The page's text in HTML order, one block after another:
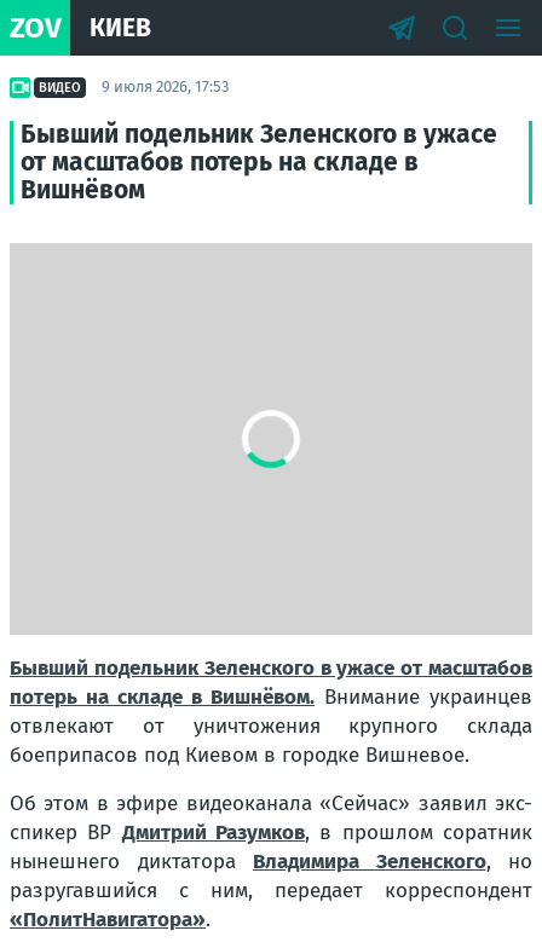
ZOV КИЕВ
ВИДЕО 9 июля 2026, 17:53
Бывший подельник Зеленского в ужасе
от масштабов потерь на складе в
Вишнёвом
Бывший подельник Зеленского в ужасе от масштабов
потерь на складе в Вишнёвом. Внимание украинцев
отвлекают от уничтожения крупного склада
боеприпасов под Киевом в городке Вишневое.
Об этом в эфире видеоканала «Сейчас» заявил экс-
спикер ВРДмитрий Разумков, в прошлом соратник
нынешнего диктатора Владимира Зеленского, но
разругавшийся с ним, передает корреспондент
«ПолитНавигатора».